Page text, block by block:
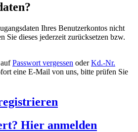
Ihres Benutzerkontos nicht
Sie dieses jederzeit zurücksetzen bzw.
Passwort vergessen oderKd.-Nr.
eine E-Mail von uns, bitte prüfen Sie
Hier anmelden